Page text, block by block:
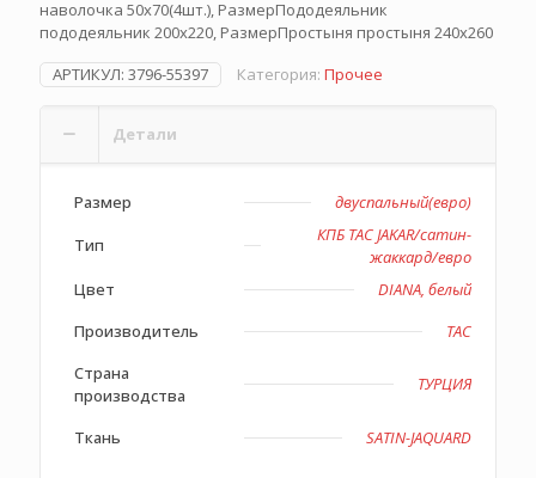
наволочка 50х70(4шт.), РазмерПододеяльник
пододеяльник 200х220, РазмерПростыня простыня 240х260
АРТИКУЛ: 3796-55397 Категория: Прочее
Детали
Размер
двуспальный(евро)
Тип
КПБ TAC JAKAR/сатин-
жаккард/евро
Цвет
DIANA, белый
Производитель
TAC
Страна
производства
ТУРЦИЯ
Ткань SATIN-JAQUARD